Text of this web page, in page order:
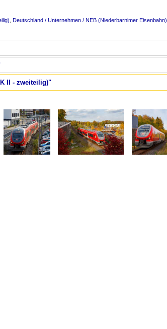
Deutschland / Unternehmen / NEB (Niederbarnimer Eisenbahn)
II - zweiteilig)"